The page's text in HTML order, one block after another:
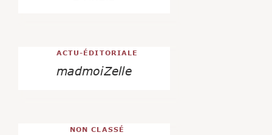
ACTU-ÉDITORIALE
madmoiZelle
NON CLASSÉ